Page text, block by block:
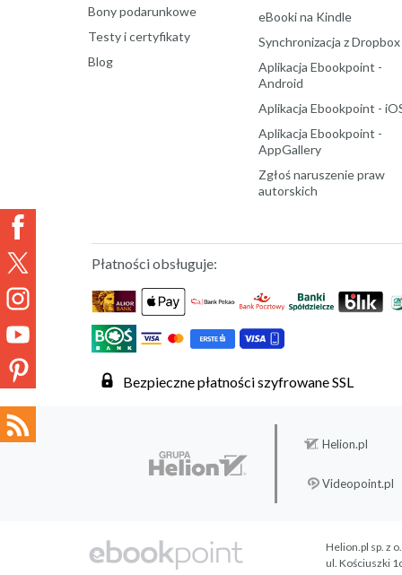
Bony podarunkowe
Testy i certyfikaty
Blog
eBooki na Kindle
Synchronizacja z Dropbox
Aplikacja Ebookpoint -
Android
Aplikacja Ebookpoint -
Aplikacja Ebookpoint -
AppGallery
Zgłoś naruszenie praw
autorskich
Płatności obsługuje:
Bezpieczne płatności szyfrowane SSL
Helion.pl
Videopoint.pl
Helion.pl sp. z
ul. Kościuszki